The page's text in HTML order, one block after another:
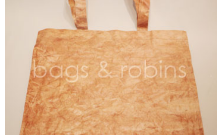
COLD STORAGE BAG
NON WOVBON
PAPER
CHARM
FELT NOTE